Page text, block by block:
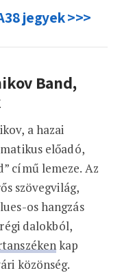
jegyek >>>
Band,
a hazai
előadó,
című lemeze. Az
szövegvilág,
os hangzás
dalokból,
kap
közönség.